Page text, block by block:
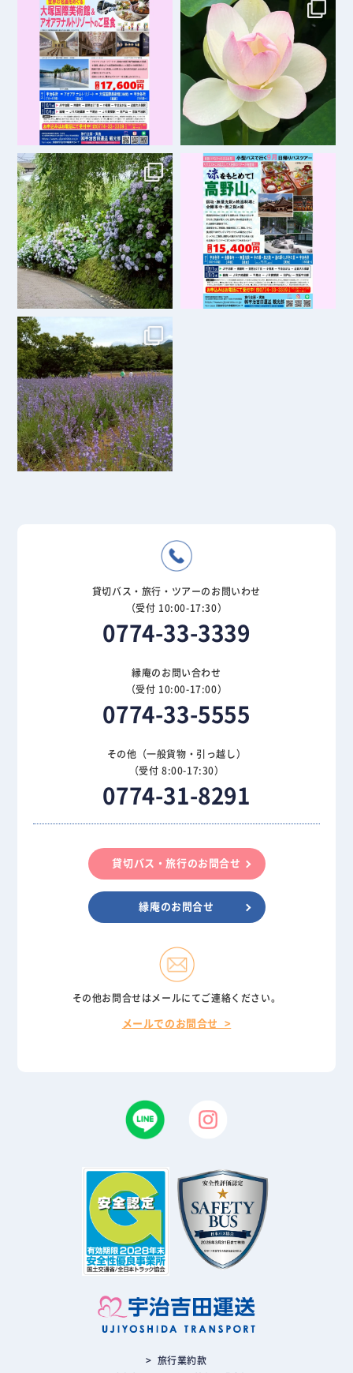
貸切バス・旅行・ツアーのお問いわせ
（受付 10:00-17:30）
0774-33-3339
縁庵のお問い合わせ
（受付 10:00-17:00）
0774-33-5555
その他（一般貨物・引っ越し）
（受付 8:00-17:30）
0774-31-8291
貸切バス・旅行のお問合せ
縁庵のお問合せ
その他お問合せはメールにてご連絡ください。
メールでのお問合せ >
> 旅行業約款